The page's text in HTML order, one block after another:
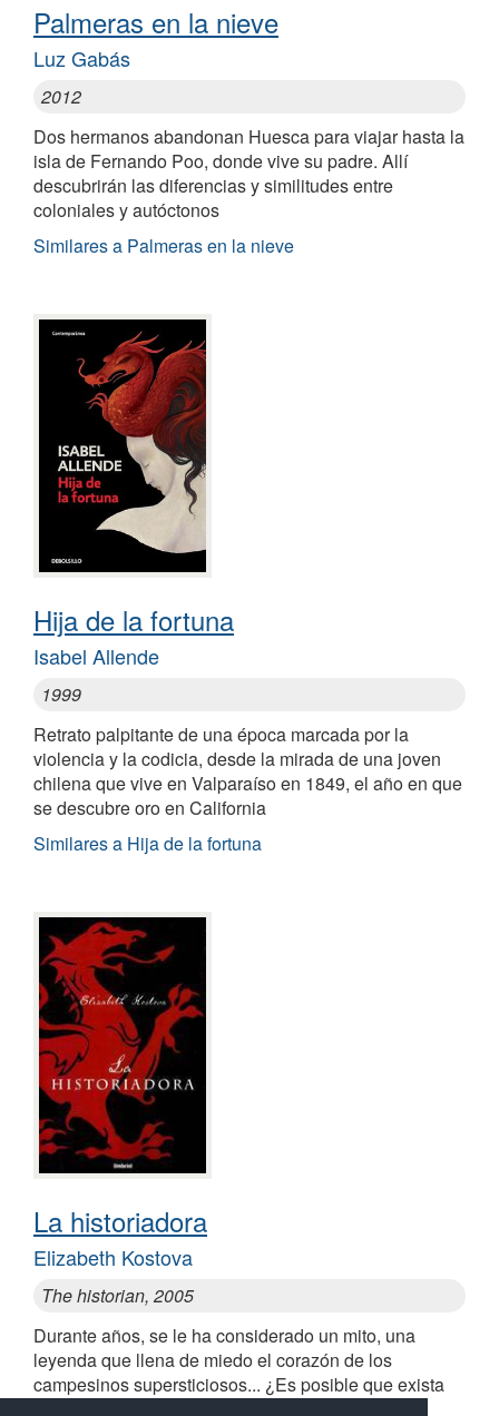
Palmeras en la nieve
Luz Gabás
2012
Dos hermanos abandonan Huesca para viajar hasta la
isla de Fernando Poo, donde vive su padre. Allí
descubrirán las diferencias y similitudes entre
coloniales y autóctonos
Similares a Palmeras en la nieve
Hija de la fortuna
Isabel Allende
1999
Retrato palpitante de una época marcada por la
violencia y la codicia, desde la mirada de una joven
chilena que vive en Valparaíso en 1849, el año en que
se descubre oro en California
Similares a Hija de la fortuna
La historiadora
Elizabeth Kostova
The historian, 2005
Durante años, se le ha considerado un mito, una
leyenda que llena de miedo el corazón de los
campesinos supersticiosos... ¿Es posible que exista